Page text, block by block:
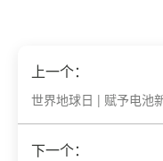
上一个：
世界地球日 | 赋予电池
下一个：